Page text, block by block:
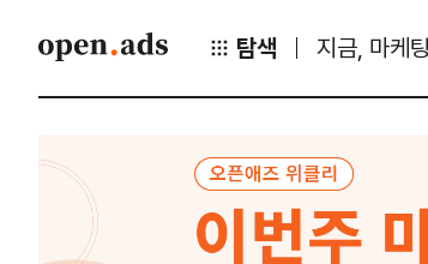
탐색 지금, 마케팅